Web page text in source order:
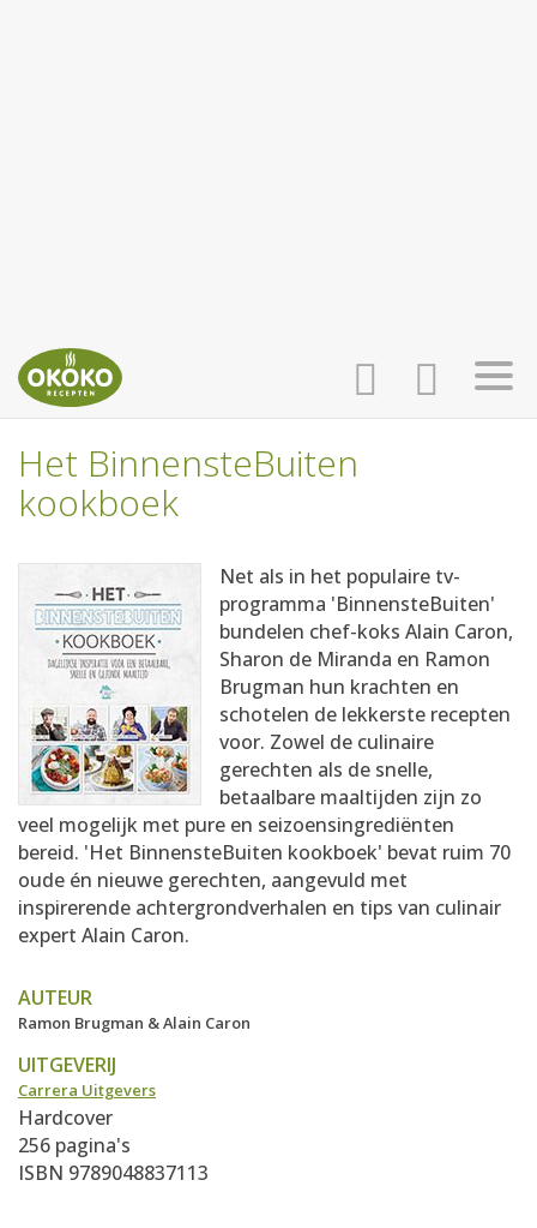
INLOGGEN
AANMELDEN
HOME
RECEPTEN
WEEKMENU'S
KOOKBOEKEN
Het BinnensteBuiten
kookboek
Net als in het populaire tv-
programma 'BinnensteBuiten'
bundelen chef-koks Alain Caron,
Sharon de Miranda en Ramon
Brugman hun krachten en
schotelen de lekkerste recepten
voor. Zowel de culinaire
gerechten als de snelle,
betaalbare maaltijden zijn zo
veel mogelijk met pure en seizoensingrediënten
bereid. 'Het BinnensteBuiten kookboek' bevat ruim 70
oude én nieuwe gerechten, aangevuld met
inspirerende achtergrondverhalen en tips van culinair
expert Alain Caron.
AUTEUR
Ramon Brugman & Alain Caron
UITGEVERIJ
Carrera Uitgevers
Hardcover
256 pagina's
ISBN 9789048837113